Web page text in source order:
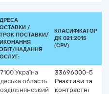
/
ПОСТАВКИ/
НАДАННЯ
КЛАСИФІКАТОР
ДК 021:2015
(CPV)
Україна
область
33696000-5
Реактиви та
контрастні